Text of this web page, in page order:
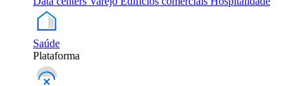
Saúde
Plataforma